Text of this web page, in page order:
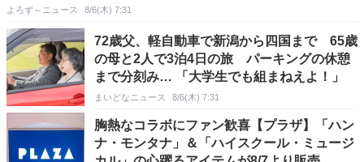
よろず～ニュース 8/6(木) 7:31
72歳父、軽自動車で新潟から四国まで 65歳
の母と2人で3泊4日の旅 パーキングの休憩
まで分刻み… 「大学生でも組まねえよ！」
まいどなニュース 8/6(木) 7:31
胸熱なコラボにファン歓喜【プラザ】「ハン
ナ・モンタナ」＆「ハイスクール・ミュージ